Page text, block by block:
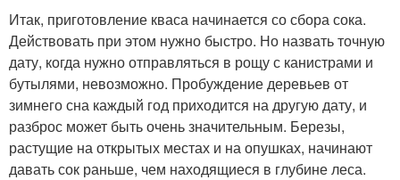
Итак, приготовление кваса начинается со сбора сока.
Действовать при этом нужно быстро. Но назвать точную
дату, когда нужно отправляться в рощу с канистрами и
бутылями, невозможно. Пробуждение деревьев от
зимнего сна каждый год приходится на другую дату, и
разброс может быть очень значительным. Березы,
растущие на открытых местах и на опушках, начинают
давать сок раньше, чем находящиеся в глубине леса.